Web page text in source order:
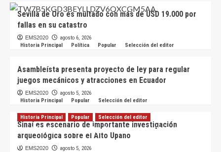
Sevilla de Oro es multado con más de USD 19.000 por
fallas en su catastro
EMS2020
agosto 6, 2026
Historia Principal
Política Popular Selección del editor
Asambleísta presenta proyecto de ley para regular
juegos mecánicos y atracciones en Ecuador
EMS2020
agosto 5, 2026
Historia Principal
Popular Selección del editor
Sinaí es escenario de importante investigación
arqueológica sobre el Alto Upano
EMS2020 agosto 5, 2026
Historia Principal Popular Selección del editor
Sevilla de Oro es multado con más de USD 19.000
por fallas en su catastro